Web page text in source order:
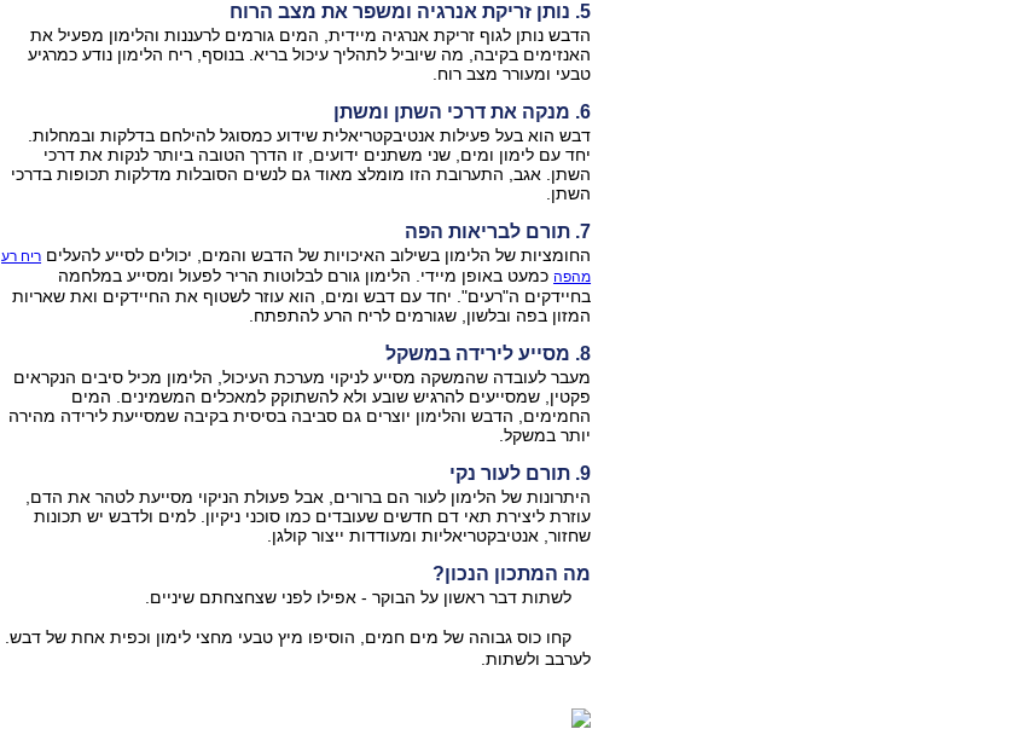
5. נותן זריקת אנרגיה ומשפר את מצב הרוח
הדבש נותן לגוף זריקת אנרגיה מיידית, המים גורמים לרעננות והלימון מפעיל את
האנזימים בקיבה, מה שיוביל לתהליך עיכול בריא. בנוסף, ריח הלימון נודע כמרגיע
טבעי ומעורר מצב רוח.
6. מנקה את דרכי השתן ומשתן
דבש הוא בעל פעילות אנטיבקטריאלית שידוע כמסוגל להילחם בדלקות ובמחלות.
יחד עם לימון ומים, שני משתנים ידועים, זו הדרך הטובה ביותר לנקות את דרכי
השתן. אגב, התערובת הזו מומלצ מאוד גם לנשים הסובלות מדלקות תכופות בדרכי
השתן.
7. תורם לבריאות הפה
החומציות של הלימון בשילוב האיכויות של הדבש והמים, יכולים לסייע להעלים ריח רע
מהפהכמעט באופן מיידי. הלימון גורם לבלוטות הריר לפעול ומסייע במלחמה
בחיידקים ה"רעים". יחד עם דבש ומים, הוא עוזר לשטוף את החיידקים ואת שאריות
המזון בפה ובלשון, שגורמים לריח הרע להתפתח.
8. מסייע לירידה במשקל
מעבר לעובדה שהמשקה מסייע לניקוי מערכת העיכול, הלימון מכיל סיבים הנקראים
פקטין, שמסייעים להרגיש שובע ולא להשתוקק למאכלים המשמינים. המים
החמימים, הדבש והלימון יוצרים גם סביבה בסיסית בקיבה שמסייעת לירידה מהירה
יותר במשקל.
9. תורם לעור נקי
היתרונות של הלימון לעור הם ברורים, אבל פעולת הניקוי מסייעת לטהר את הדם,
עוזרת ליצירת תאי דם חדשים שעובדים כמו סוכני ניקיון. למים ולדבש יש תכונות
שחזור, אנטיבקטריאליות ומעודדות ייצור קולגן.
מה המתכון הנכון?
לשתות דבר ראשון על הבוקר - אפילו לפני שצחצחתם שיניים.
קחו כוס גבוהה של מים חמים, הוסיפו מיץ טבעי מחצי לימון וכפית אחת של דבש.
לערבב ולשתות.